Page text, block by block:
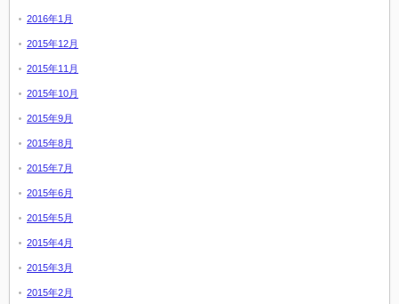
2016年1月
2015年12月
2015年11月
2015年10月
2015年9月
2015年8月
2015年7月
2015年6月
2015年5月
2015年4月
2015年3月
2015年2月